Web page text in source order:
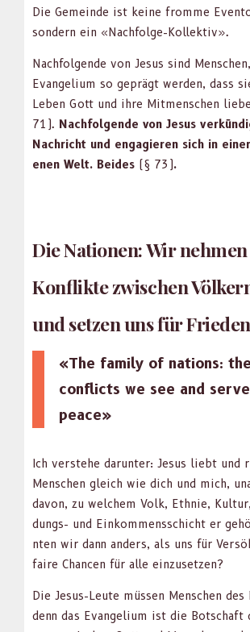
Die Gemeinde ist keine fromme
son­dern ein «Nach­folge-Kollek­tiv».
Nach­fol­gende von Jesus sind
Evan­geli­um so geprägt wer­den, dass
Leben Gott und ihre Mit­men­schen
71). Nach­fol­gende von Jesus
Nachricht und engagieren sich in
enen Welt. Bei­des (§ 73).
Die Nationen: Wir
Konflikte zwischen
und setzen uns für
«The fam­i­ly of nations:
con­flicts we see and
peace»
Ich ver­ste­he darunter: Jesus liebt und
Men­schen gle­ich wie dich und mich,
davon, zu welchem Volk, Eth­nie,
dungs- und Einkom­menss­chicht er
nten wir dann anders, als uns für
faire Chan­cen für alle einzuset­zen?
Die Jesus-Leute müssen Men­schen des
denn das Evan­geli­um ist die Botschaft